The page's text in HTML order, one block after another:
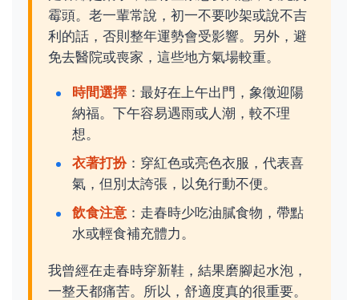
霉頭。老一輩常說，初一不要吵架或說不吉
利的話，否則整年運勢會受影響。另外，避
免去醫院或喪家，這些地方氣場較重。
時間選擇 ：最好在上午出門，象徵迎陽
納福。下午容易遇雨或人潮，較不理
想。
衣著打扮：穿紅色或亮色衣服，代表喜
氣，但別太誇張，以免行動不便。
飲食注意 ：走春時少吃油膩食物，帶點
水或輕食補充體力。
我曾經在走春時穿新鞋，結果磨腳起水泡，
一整天都痛苦。所以，舒適度真的很重要。